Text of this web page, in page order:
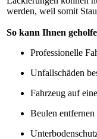
werden, weil somit
So kann Ihnen
Professionelle
Unfallschäden
Fahrzeug auf
Beulen entfernen